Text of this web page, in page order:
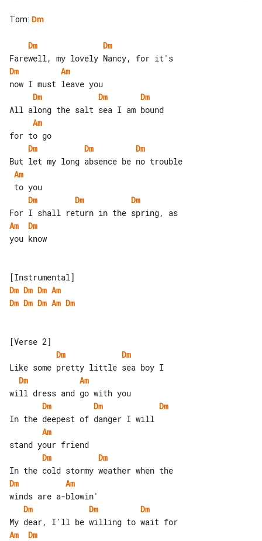
Tom: Dm
Dm
Dm
Dm
Am
Dm
Dm
Dm
Am
Dm
Dm
Dm
Am
Dm
Dm
Dm
Am
Dm
you know
Dm Dm Dm Am
Dm Dm Dm Am Dm
Dm
Dm
Dm
Am
Dm
Dm
Dm
Am
Dm
Dm
Dm
Am
Dm
Dm
Dm
Am
Dm